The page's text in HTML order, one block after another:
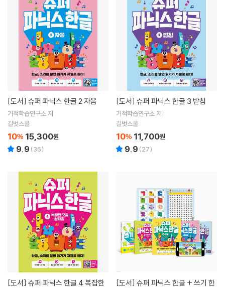
[도서] 슈퍼 파닉스 한글 2 자음
기적학습연구소 저
길벗스쿨
10% 15,300원
9.9 (36)
[도서] 슈퍼 파닉스 한글 3 받침
기적학습연구소 저
길벗스쿨
10% 11,700원
9.9 (27)
[도서] [도서]